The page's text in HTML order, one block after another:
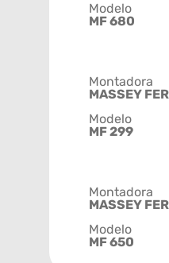
Modelo
MF 680
Montadora
MASSEY
Modelo
MF 299
Montadora
MASSEY
Modelo
MF 650